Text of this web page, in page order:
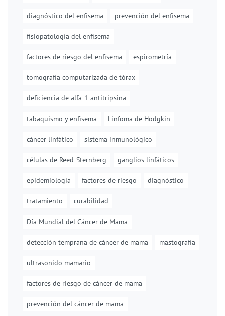
diagnóstico del enfisema prevención del enfisema
fisiopatología del enfisema
factores de riesgo del enfisema espirometría
tomografía computarizada de tórax
deficiencia de alfa-1 antitripsina
tabaquismo y enfisema Linfoma de Hodgkin
cáncer linfático sistema inmunológico
células de Reed-Sternberg ganglios linfáticos
epidemiología factores de riesgo diagnóstico
tratamiento curabilidad
Día Mundial del Cáncer de Mama
detección temprana de cáncer de mama mastografía
ultrasonido mamario
factores de riesgo de cáncer de mama
prevención del cáncer de mama